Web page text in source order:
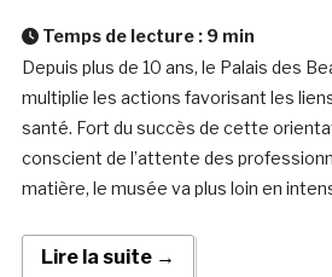
Temps de lecture : 9 min
Depuis plus de 10 ans, le Palais des
multiplie les actions favorisant les
santé. Fort du succès de cette
conscient de l’attente des
matière, le musée va plus loin en
Lire la suite →